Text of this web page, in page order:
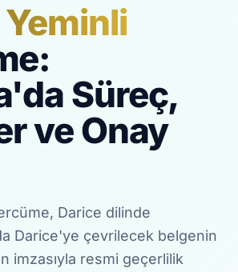
Süreç,
ve Onay
Darice dilinde
Darice'ye çevrilecek belgenin
imzasıyla resmi geçerlilik